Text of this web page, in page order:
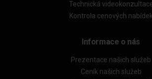
Technická
Kontrola cenových nabídek
Informace o nás
Prezentace našich služeb
Ceník našich služeb